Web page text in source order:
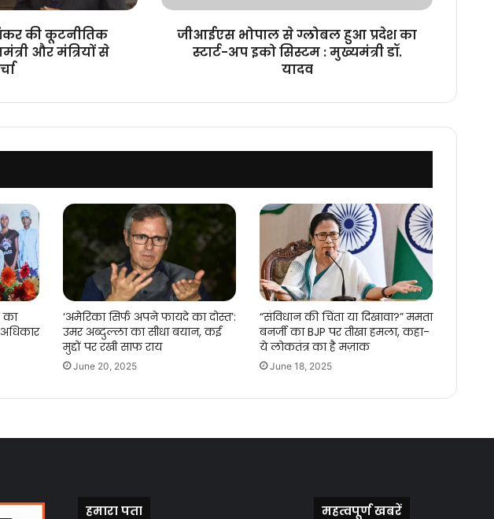
की कूटनीतिक
और मंत्रियों से
अप
सिस्टम
यादव
जीआईएस भोपाल से ग्लोबल हुआ प्रदेश का
स्टार्ट-अप इको सिस्टम : मुख्यमंत्री डॉ.
यादव
का
‘अमेरिका सिर्फ अपने फायदे का दोस्त’:
उमर अब्दुल्ला का सीधा बयान, कई
मुद्दों पर रखी साफ राय
June 20, 2025
“संविधान की चिंता या दिखावा?” ममता
बनर्जी का BJP पर तीखा हमला, कहा-
ये लोकतंत्र का है मज़ाक
June 18, 2025
हमारा पता महत्वपूर्ण खबरें